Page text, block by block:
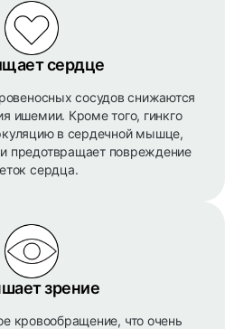
сердце
сосудов снижаются
ишемии. Кроме того, гинкго
в сердечной мышце,
предотвращает повреждение
сердца.
зрение
кровообращение, что очень